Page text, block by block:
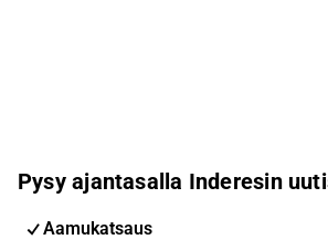
Pysy ajantasalla Inderesin
Aamukatsaus